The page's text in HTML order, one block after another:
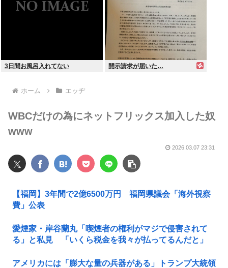
3日間お風呂入れてない 開示請求が届いた…
ホーム エッヂ
WBCだけの為にネットフリックス加入した奴
www
2026.03.07 23:31
【福岡】3年間で2億6500万円 福岡県議会「海外視察
費」公表
愛煙家・岸谷蘭丸「喫煙者の権利がマジで侵害されて
る」と私見 「いくら税金を我々が払ってるんだと」
アメリカには「膨大な量の兵器がある」トランプ大統領